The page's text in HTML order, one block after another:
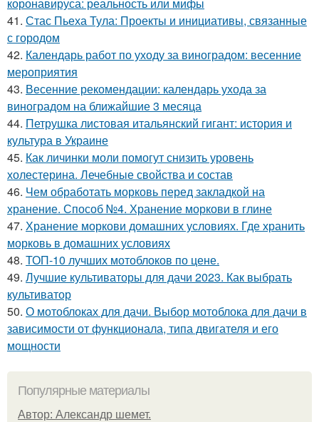
41. Стас Пьеха Тула: Проекты и инициативы, связанные
с городом
42. Календарь работ по уходу за виноградом: весенние
мероприятия
43. Весенние рекомендации: календарь ухода за
виноградом на ближайшие 3 месяца
44. Петрушка листовая итальянский гигант: история и
культура в Украине
45. Как личинки моли помогут снизить уровень
холестерина. Лечебные свойства и состав
46. Чем обработать морковь перед закладкой на
хранение. Способ №4. Хранение моркови в глине
47. Хранение моркови домашних условиях. Где хранить
морковь в домашних условиях
48. ТОП-10 лучших мотоблоков по цене.
49. Лучшие культиваторы для дачи 2023. Как выбрать
культиватор
50. О мотоблоках для дачи. Выбор мотоблока для дачи в
зависимости от функционала, типа двигателя и его
мощности
Популярные материалы
Автор: Александр шемет.